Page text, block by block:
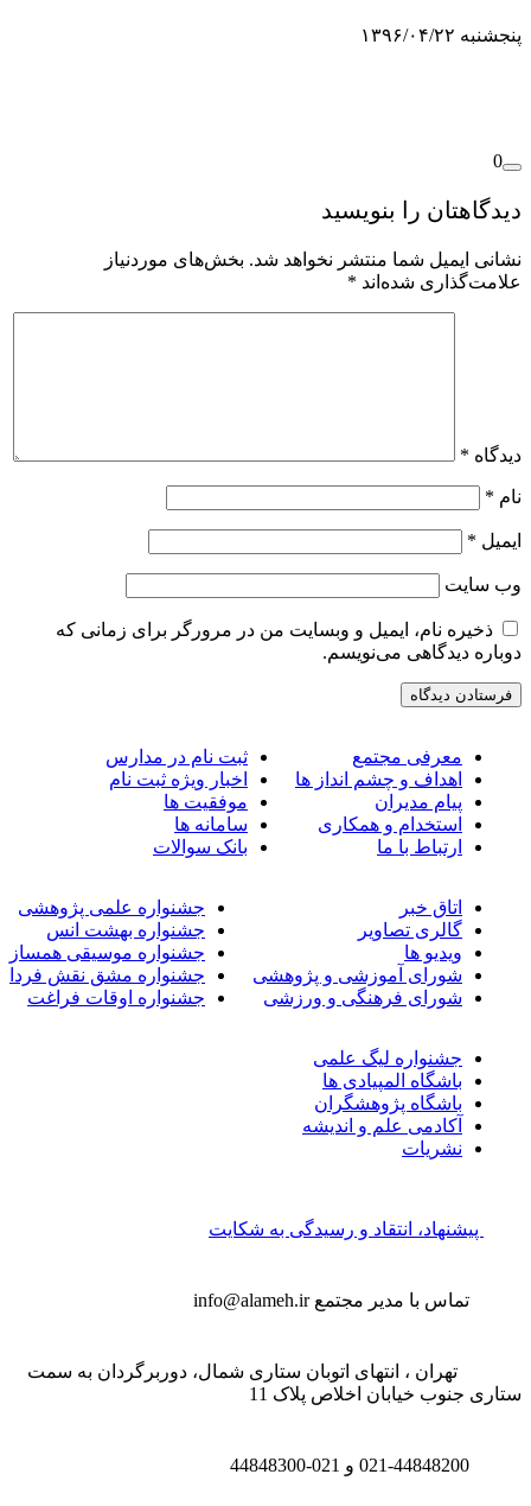
۱۳۹۶/۰۴/۲۲
0
را بنویسید
ایمیل شما منتشر نخواهد شد. بخش‌های موردنیاز
شده‌اند*
*
*
*
سایت
ذخیره نام، ایمیل و وبسایت من در مرورگر برای زمانی که
دیدگاهی می‌نویسم.
معرفی مجتمع
اهداف و چشم انداز ها
پیام مدیران
استخدام و همکاری
ارتباط با ما
ثبت نام در مدارس
اخبار ویژه ثبت نام
موفقیت ها
سامانه ها
بانک سوالات
اتاق خبر
گالری تصاویر
ویدیو ها
شورای آموزشی و پژوهشی
شورای فرهنگی و ورزشی
جشنواره علمی پژوهشی
جشنواره بهشت انس
جشنواره موسیقی همساز
جشنواره مشق نقش فردا
جشنواره اوقات فراغت
جشنواره لیگ علمی
باشگاه المپیادی ها
باشگاه پژوهشگران
آکادمی علم و اندیشه
نشریات
پیشنهاد، انتقاد و رسیدگی به شکایت
تماس با مدیر مجتمعinfo@alameh.ir
تهران ، انتهای اتوبان ستاری شمال، دوربرگردان به سمت
جنوب خیابان اخلاص پلاک 11
021-44848200 و 021-44848300